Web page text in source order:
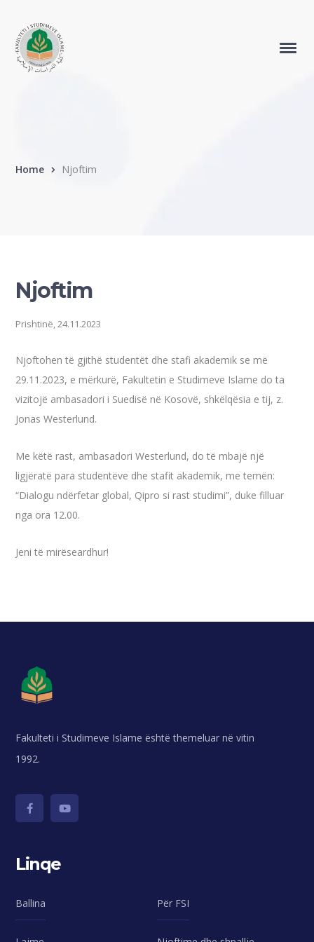
Home Njoftim
Njoftim
Prishtinë, 24.11.2023
Njoftohen të gjithë studentët dhe stafi akademik se më
29.11.2023, e mërkurë, Fakultetin e Studimeve Islame do ta
vizitojë ambasadori i Suedisë në Kosovë, shkëlqësia e tij, z.
Jonas Westerlund.
Me këtë rast, ambasadori Westerlund, do të mbajë një
ligjëratë para studentëve dhe stafit akademik, me temën:
“Dialogu ndërfetar global, Qipro si rast studimi”, duke filluar
nga ora 12.00.
Jenitë mirëseardhur!
Fakulteti i Studimeve Islame është themeluar në vitin
1992.
Linqe
Ballina Për FSI